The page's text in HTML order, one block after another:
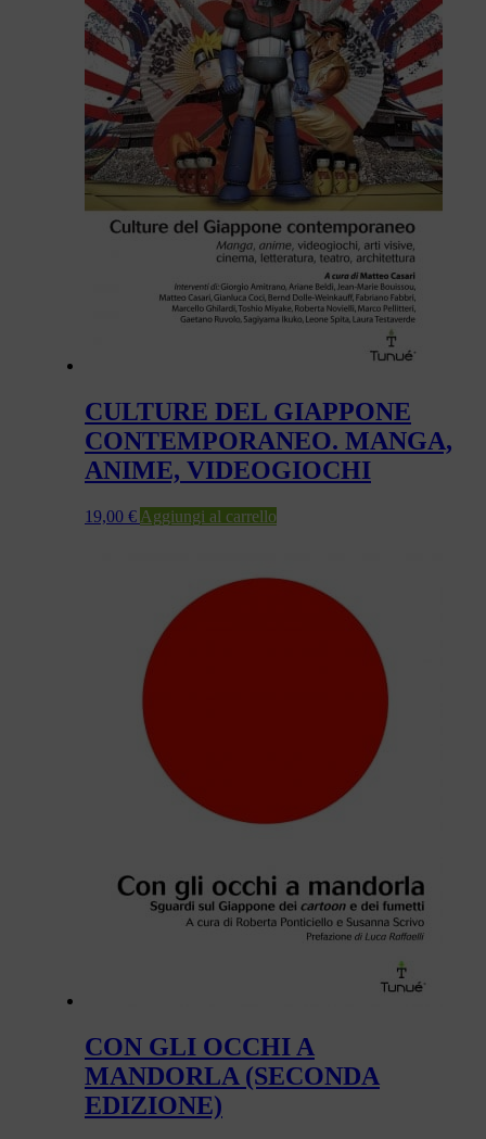
CULTURE DEL GIAPPONE
CONTEMPORANEO. MANGA,
ANIME, VIDEOGIOCHI
19,00 € Aggiungi al carrello
CON GLI OCCHI A
MANDORLA (SECONDA
EDIZIONE)